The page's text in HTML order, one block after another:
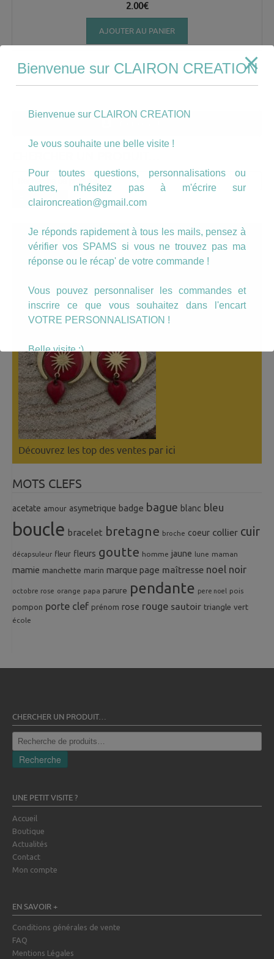
2.00€
AJOUTER AU PANIER
Recherche
pour :
Recherche
A LÀ UNE
Découvrez les top des ventes par ici
MOTS CLEFS
acetate amour asymetrique badge bague blanc bleu
boucle bracelet bretagne broche coeur collier cuir
décapsuleur fleur fleurs goutte homme jaune lune maman
mamie manchette marin marque page maîtresse noel noir
octobre rose orange papa parure pendante pere noel pois
pompon porte clef prénom rose rouge sautoir triangle vert
école
CHERCHER UN PRODUIT…
Recherche
pour :
Recherche
UNE PETIT VISITE ?
Accueil
Boutique
Actualités
Contact
Mon compte
EN SAVOIR +
Conditions générales de vente
FAQ
Mentions Légales
Bienvenue sur CLAIRON CREATION
Bienvenue sur CLAIRON CREATION
Je vous souhaite une belle visite !
Pour toutes questions, personnalisations ou
autres, n'hésitez pas à m'écrire sur
claironcreation@gmail.com
Je réponds rapidement à tous les mails, pensez à
vérifier vos SPAMS si vous ne trouvez pas ma
réponse ou le récap' de votre commande !
Vous pouvez personnaliser les commandes et
inscrire ce que vous souhaitez dans l'encart
VOTRE PERSONNALISATION !
Belle visite :)